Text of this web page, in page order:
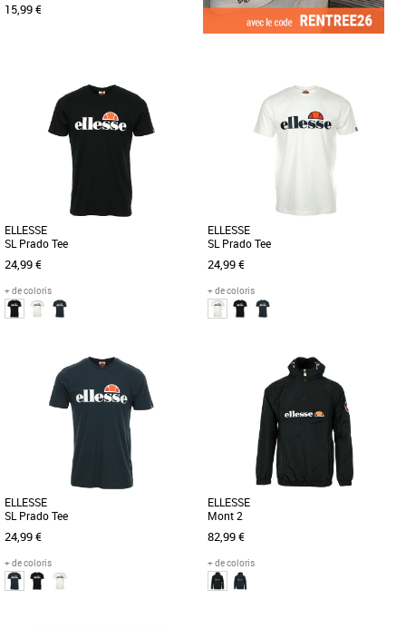
15,99 €
Le t-shirt Ollio. Complétez votre
collection avec ce t-shirt simple.
Confectionné en coton ultra [...]
ELLESSE
SL Prado Tee
24,99 €
+ de coloris
L'Ellesse Heritage Prado Mens Shirt est
le rendez-vous d'un classique de la
mode rétro. Fabriqué avec [...]
ELLESSE
SL Prado Tee
24,99 €
+ de coloris
L'Ellesse Heritage Prado Mens Shirt est
le rendez-vous d'un classique de la
mode rétro. Fabriqué avec [...]
ELLESSE
SL Prado Tee
24,99 €
+ de coloris
ELLESSE
Mont 2
82,99 €
+ de coloris